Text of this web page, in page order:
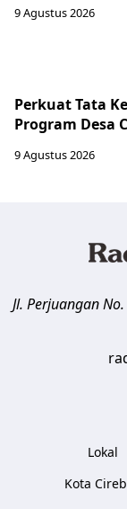
9 Agustus 2026
Perkuat Tata
Program Desa
9 Agustus 2026
Jl. Perjuangan
Lokal
Kota